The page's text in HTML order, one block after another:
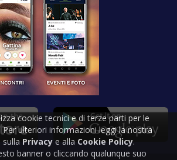
cookie tecnici e di terze parti per le
Per ulteriori informazioni leggi la nostra
Privacy e alla Cookie Policy.
banner o cliccando qualunque suo